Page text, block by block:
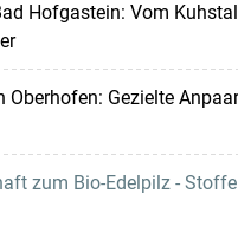
Hofgastein: Vom
Oberhofen: Gezielte
zum Bio-Edelpilz -